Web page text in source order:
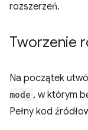
rozszerzeń.
Tworzenie
Na początek
mode , w którym
Pełny kod